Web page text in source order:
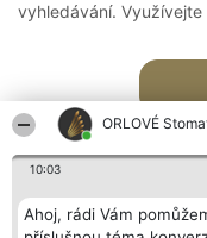
ORLOVÉ
10:03
Ahoj, rádi Vám
vyhledávání.